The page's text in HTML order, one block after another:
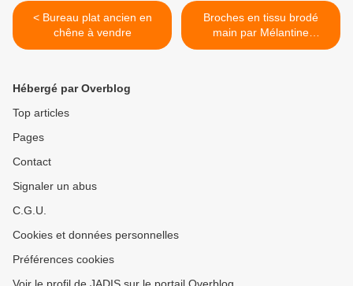
< Bureau plat ancien en
chêne à vendre
Broches en tissu brodé
main par Mélantine
(Embroidery brooch) >
Hébergé par Overblog
Top articles
Pages
Contact
Signaler un abus
C.G.U.
Cookies et données personnelles
Préférences cookies